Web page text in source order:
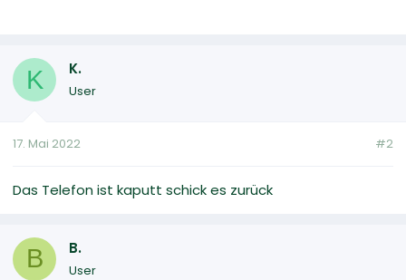
K K.
User
17. Mai 2022 #2
Das Telefon ist kaputt schick es zurück
B B.
User